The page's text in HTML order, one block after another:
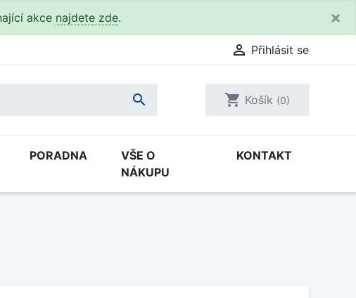
akce najdete zde. ×
 Přihlásit se
 shopping_cart Košík (0)
PORADNA
VŠE O
NÁKUPU
KONTAKT